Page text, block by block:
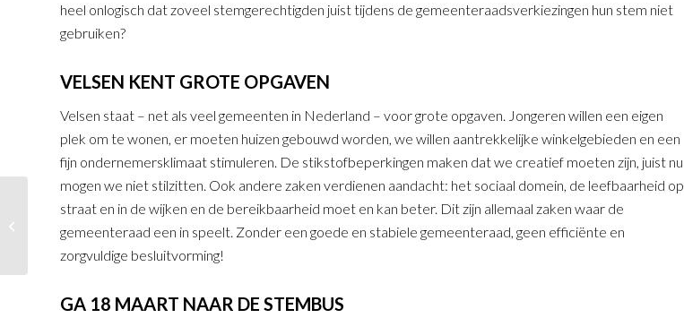
heel onlogisch dat zoveel stemgerechtigden juist tijdens de gemeenteraadsverkiezingen hun stem niet
gebruiken?
VELSEN KENT GROTE OPGAVEN
Velsen staat – net als veel gemeenten in Nederland – voor grote opgaven. Jongeren willen een eigen
plek om te wonen, er moeten huizen gebouwd worden, we willen aantrekkelijke winkelgebieden en een
fijn ondernemersklimaat stimuleren. De stikstofbeperkingen maken dat we creatief moeten zijn, juist nu
mogen we niet stilzitten. Ook andere zaken verdienen aandacht: het sociaal domein, de leefbaarheid op
straat en in de wijken en de bereikbaarheid moet en kan beter. Dit zijn allemaal zaken waar de
gemeenteraad een in speelt. Zonder een goede en stabiele gemeenteraad, geen efficiënte en
zorgvuldige besluitvorming!
GA 18 MAART NAAR DE STEMBUS
Jongeren met schulden
verdienen hulp die
dichtbij voelt